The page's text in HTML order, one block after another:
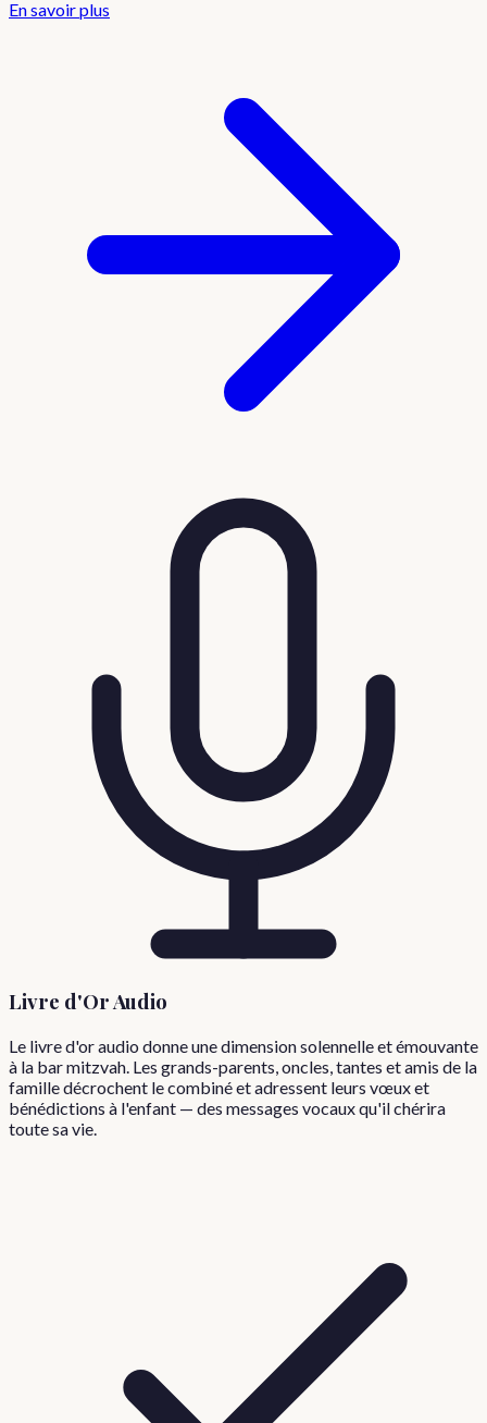
En savoir plus
Livre d'Or Audio
Le livre d'or audio donne une dimension solennelle et émouvante
à la bar mitzvah. Les grands-parents, oncles, tantes et amis de la
famille décrochent le combiné et adressent leurs vœux et
bénédictions à l'enfant — des messages vocaux qu'il chérira
toute sa vie.